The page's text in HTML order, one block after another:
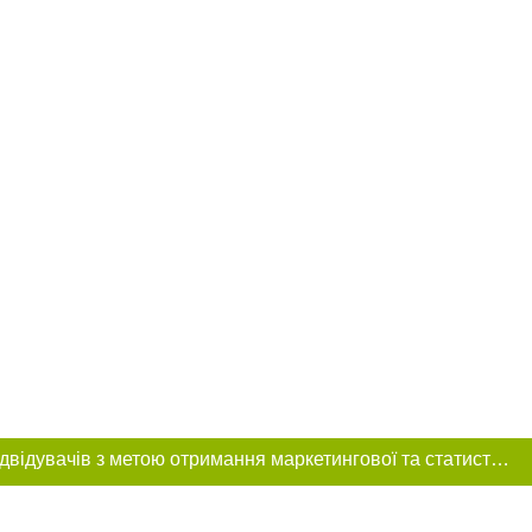
Цей сайт використовує «cookies». Також веб-сайт використовує інтернет-сервіс для збору технічних даних стосовно відвідувачів з метою отримання маркетингової та статистичної інформації. Умови обробки даних відвідувачів сайту див.